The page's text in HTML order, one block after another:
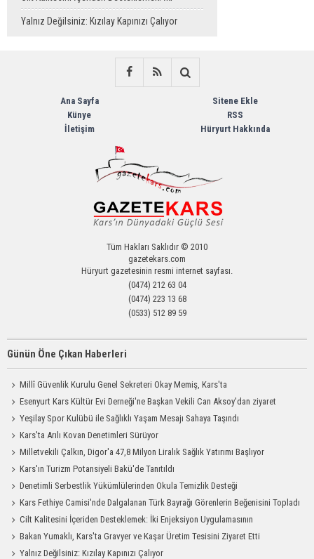
Enjeksiyon Uygulamasının Karşılaştırması
Yalnız Değilsiniz: Kızılay Kapınızı Çalıyor
Ana Sayfa
Künye
İletişim
Sitene Ekle
RSS
Hüryurt Hakkında
Tüm Hakları Saklıdır © 2010
gazetekars.com
Hüryurt gazetesinin resmi internet sayfası.
(0474) 212 63 04
(0474) 223 13 68
(0533) 512 89 59
Günün Öne Çıkan Haberleri
Millî Güvenlik Kurulu Genel Sekreteri Okay Memiş, Kars'ta
Esenyurt Kars Kültür Evi Derneği'ne Başkan Vekili Can Aksoy'dan ziyaret
Yeşilay Spor Kulübü ile Sağlıklı Yaşam Mesajı Sahaya Taşındı
Kars'ta Arılı Kovan Denetimleri Sürüyor
Milletvekili Çalkın, Digor'a 47,8 Milyon Liralık Sağlık Yatırımı Başlıyor
Kars'ın Turizm Potansiyeli Bakü'de Tanıtıldı
Denetimli Serbestlik Yükümlülerinden Okula Temizlik Desteği
Kars Fethiye Camisi'nde Dalgalanan Türk Bayrağı Görenlerin Beğenisini Topladı
Cilt Kalitesini İçeriden Desteklemek: İki Enjeksiyon Uygulamasının
Karşılaştırması
Bakan Yumaklı, Kars'ta Gravyer ve Kaşar Üretim Tesisini Ziyaret Etti
Yalnız Değilsiniz: Kızılay Kapınızı Çalıyor